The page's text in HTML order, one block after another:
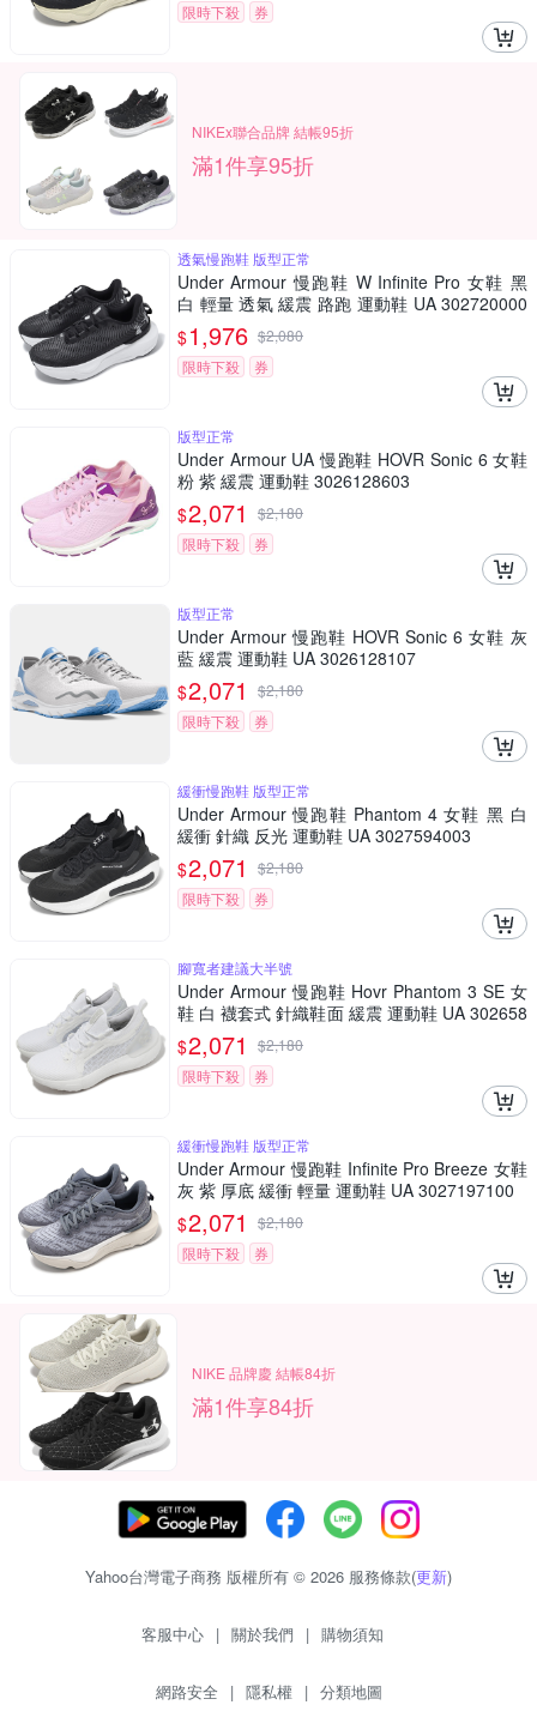
限時下殺
券
NIKEx聯合品牌 結帳95折
滿1件享95折
透氣慢跑鞋 版型正常
Under Armour 慢跑鞋 W Infinite Pro 女鞋 黑
白 輕量 透氣 緩震 路跑 運動鞋 UA 302720000
1
$1,976 $2,080
限時下殺
券
版型正常
Under Armour UA 慢跑鞋 HOVR Sonic 6 女鞋
粉 紫 緩震 運動鞋 3026128603
$2,071 $2,180
限時下殺
券
版型正常
Under Armour 慢跑鞋 HOVR Sonic 6 女鞋 灰
藍 緩震 運動鞋 UA 3026128107
$2,071 $2,180
限時下殺
券
緩衝慢跑鞋 版型正常
Under Armour 慢跑鞋 Phantom 4 女鞋 黑 白
緩衝 針織 反光 運動鞋 UA 3027594003
$2,071 $2,180
限時下殺
券
腳寬者建議大半號
Under Armour 慢跑鞋 Hovr Phantom 3 SE 女
鞋 白 襪套式 針織鞋面 緩震 運動鞋 UA 302658
4100
$2,071 $2,180
限時下殺
券
緩衝慢跑鞋 版型正常
Under Armour 慢跑鞋 Infinite Pro Breeze 女鞋
灰 紫 厚底 緩衝 輕量 運動鞋 UA 3027197100
$2,071 $2,180
限時下殺
券
NIKE 品牌慶 結帳84折
滿1件享84折
Yahoo台灣電子商務 版權所有 © 2026 服務條款(更新)
客服中心 | 關於我們 | 購物須知
網路安全 | 隱私權 | 分類地圖